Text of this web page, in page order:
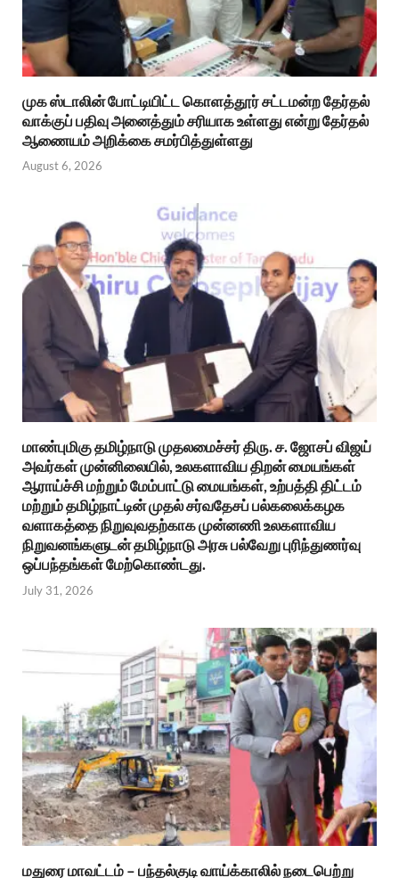
முக ஸ்டாலின் போட்டியிட்ட கொளத்தூர் சட்டமன்ற தேர்தல்
வாக்குப் பதிவு அனைத்தும் சரியாக உள்ளது என்று தேர்தல்
ஆணையம் அறிக்கை சமர்பித்துள்ளது
August 6, 2026
மாண்புமிகு தமிழ்நாடு முதலமைச்சர் திரு. ச. ஜோசப் விஜய்
அவர்கள் முன்னிலையில், உலகளாவிய திறன் மையங்கள்
ஆராய்ச்சி மற்றும் மேம்பாட்டு மையங்கள், உற்பத்தி திட்டம்
மற்றும் தமிழ்நாட்டின் முதல் சர்வதேசப் பல்கலைக்கழக
வளாகத்தை நிறுவுவதற்காக முன்னணி உலகளாவிய
நிறுவனங்களுடன் தமிழ்நாடு அரசு பல்வேறு புரிந்துணர்வு
ஒப்பந்தங்கள் மேற்கொண்டது.
July 31, 2026
மதுரை மாவட்டம் – பந்தல்குடி வாய்க்காலில் நடைபெற்று